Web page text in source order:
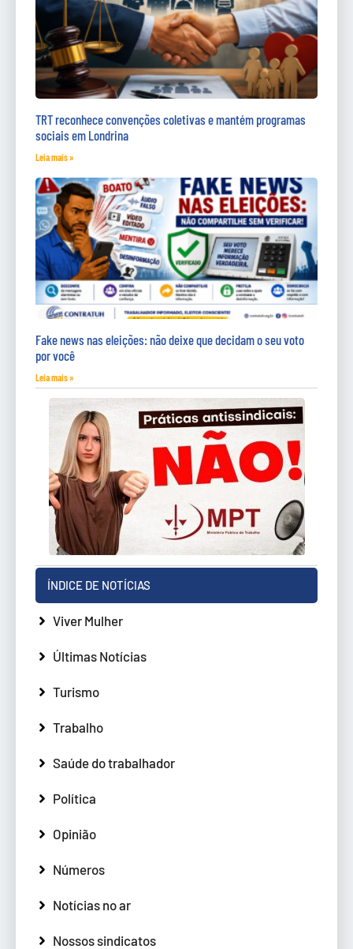
TRT reconhece convenções coletivas e mantém programas
sociais em Londrina
Leia mais »
Fake news nas eleições: não deixe que decidam o seu voto
por você
Leia mais »
ÍNDICE DE NOTÍCIAS
Viver Mulher
Últimas Notícias
Turismo
Trabalho
Saúde do trabalhador
Política
Opinião
Números
Notícias no ar
Nossos sindicatos